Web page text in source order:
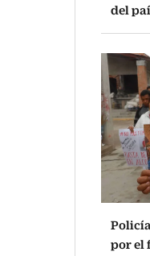
del
por el